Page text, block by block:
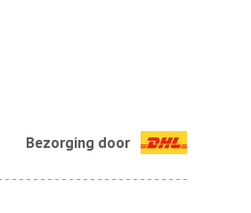
Bezorging door